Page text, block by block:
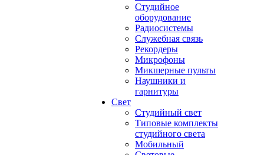
Студийное
оборудование
Радиосистемы
Служебная связь
Рекордеры
Микрофоны
Микшерные пульты
Наушники и
гарнитуры
Свет
Студийный свет
Типовые комплекты
студийного света
Мобильный